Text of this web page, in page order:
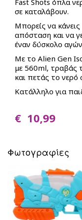
σε καταλάβουν.
Μπορείς να
απόσταση και να
έναν δύσκολο
Με το Alien Gen
με 560ml, τραβάς
και πετάς το νερό
Κατάλληλο για
€ 10,99
Φωτογραφίες